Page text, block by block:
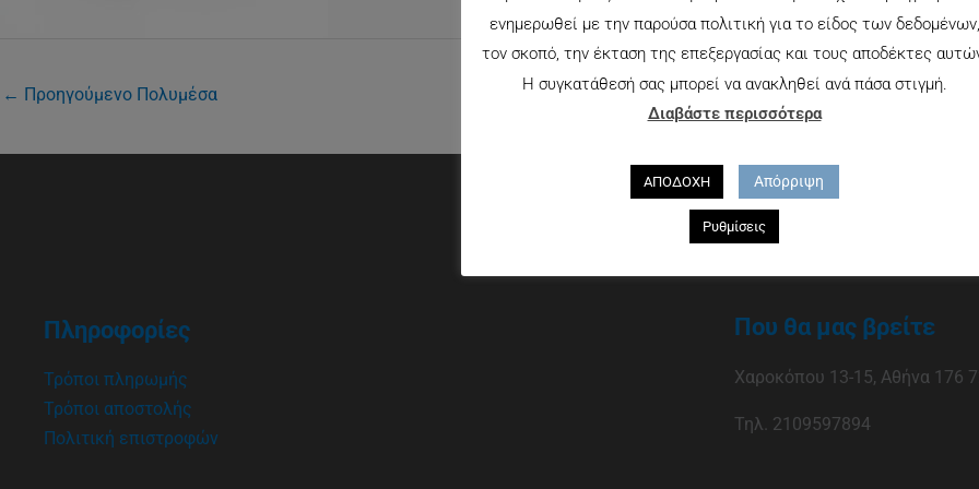
← Προηγούμενο Πολυμέσα
Πληροφορίες
Τρόποι πληρωμής
Τρόποι αποστολής
Πολιτική επιστροφών
Που θα μας βρείτε
Χαροκόπου 13-15, Αθήνα 176
Τηλ. 2109597894
ενημερωθεί με την παρούσα πολιτική για το είδος των δεδομένων,
τον σκοπό, την έκταση της επεξεργασίας και τους αποδέκτες
Η συγκατάθεσή σας μπορεί να ανακληθεί ανά πάσα στιγμή.
Διαβάστε περισσότερα
ΑΠΟΔΟΧΗ Απόρριψη
Ρυθμίσεις